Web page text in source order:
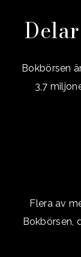
Bokbörsen
3,7
Flera av
Bokbörsen,